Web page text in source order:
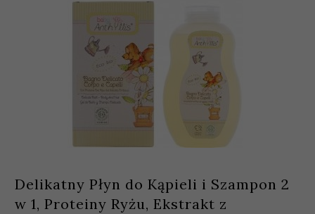
Delikatny Płyn do Kąpieli i Szampon 2
w 1, Proteiny Ryżu, Ekstrakt z